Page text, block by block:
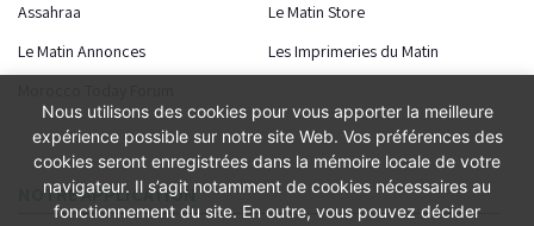
Assahraa
Le Matin Store
Le Matin Annonces
Les Imprimeries du Matin
NOTRE APPLICATION
Nous utilisons des cookies pour vous apporter la meilleure
expérience possible sur notre site Web. Vos préférences des
cookies seront enregistrées dans la mémoire locale de votre
navigateur. Il s’agit notamment de cookies nécessaires au
fonctionnement du site. En outre, vous pouvez décider